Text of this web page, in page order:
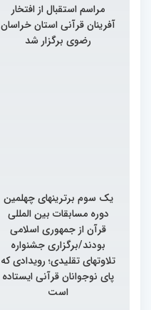
مراسم استقبال از افتخار
آفرینان قرآنی استان خراسان
رضوی برگزار شد
یک سوم برترینهای چهلمین
دوره مسابقات بین المللی
قرآن از جمهوری اسلامی
بودند/برگزاری جشنواره
تلاوتهای تقلیدی؛ رویدادی که
پای نوجوانان قرآنی ایستاده
است